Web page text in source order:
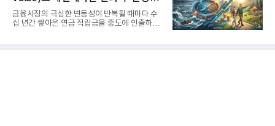
생활보장과 평생소득 전략
금융시장의 극심한 변동성이 반복될 때마다 수
십 년간 쌓아온 연금 적립금을 중도에 인출하거